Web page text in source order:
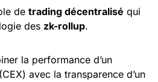
de trading décentralisé qui
des zk-rollup.
la performance d’un
(CEX) avec la transparence d’un